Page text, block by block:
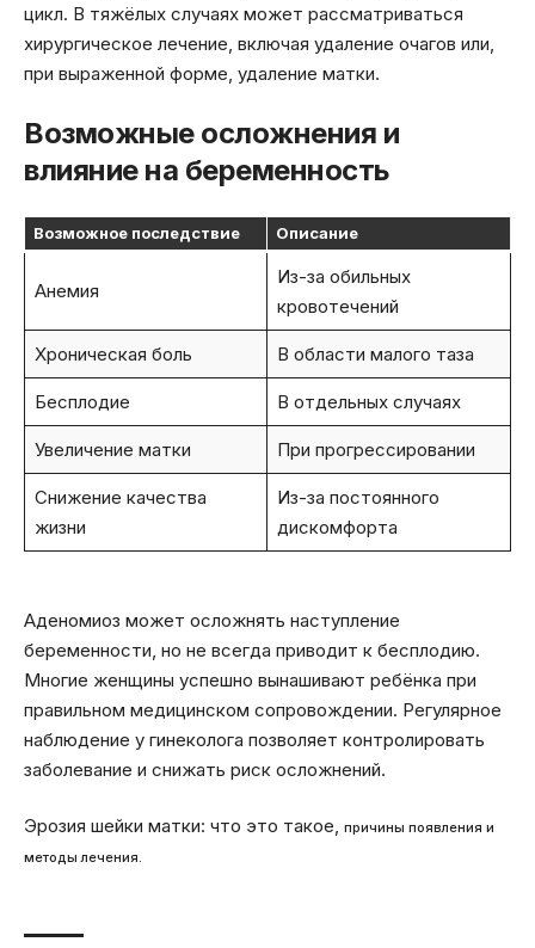
цикл. В тяжёлых случаях может рассматриваться
хирургическое лечение, включая удаление очагов или,
при выраженной форме, удаление матки.
Возможные осложнения и
влияние на беременность
Возможное последствие Описание
Анемия
Из-за обильных
кровотечений
Хроническая боль В области малого таза
Бесплодие В отдельных случаях
Увеличение матки При прогрессировании
Снижение качества
жизни
Из-за постоянного
дискомфорта
Аденомиоз может осложнять наступление
беременности, но не всегда приводит к бесплодию.
Многие женщины успешно вынашивают ребёнка при
правильном медицинском сопровождении. Регулярное
наблюдение у гинеколога позволяет контролировать
заболевание и снижать риск осложнений.
Эрозия шейки матки: что это такое, причины появления и
методы лечения.